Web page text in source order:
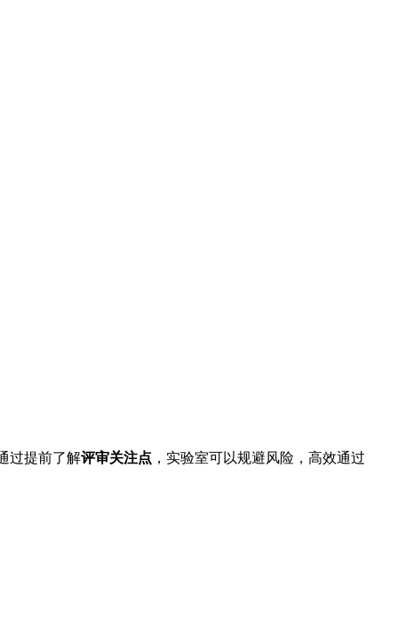
过提前了解评审关注点 ，实验室可以规避风险，高效通过